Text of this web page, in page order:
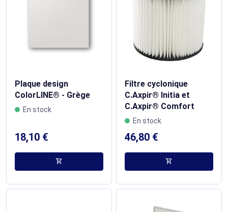
Plaque design
ColorLINE® - Grège
En stock
18,10 €
shopping_cart
Filtre cyclonique
C.Axpir® Initia et
C.Axpir® Comfort​
En stock
46,80 €
shopping_cart